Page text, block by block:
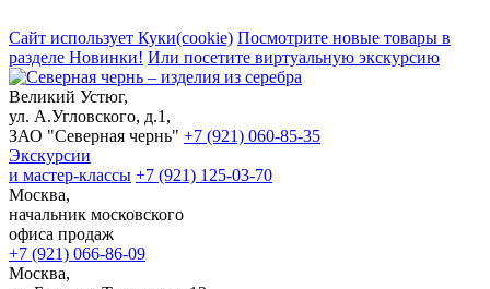
Сайт использует Куки(cookie) Посмотрите новые товары в
разделе Новинки! Или посетите виртуальную экскурсию
Великий Устюг,
ул. А.Угловского, д.1,
ЗАО "Северная чернь" +7 (921) 060-85-35
Экскурсии
и мастер-классы +7 (921) 125-03-70
Москва,
начальник московского
офиса продаж
+7 (921) 066-86-09
Москва,